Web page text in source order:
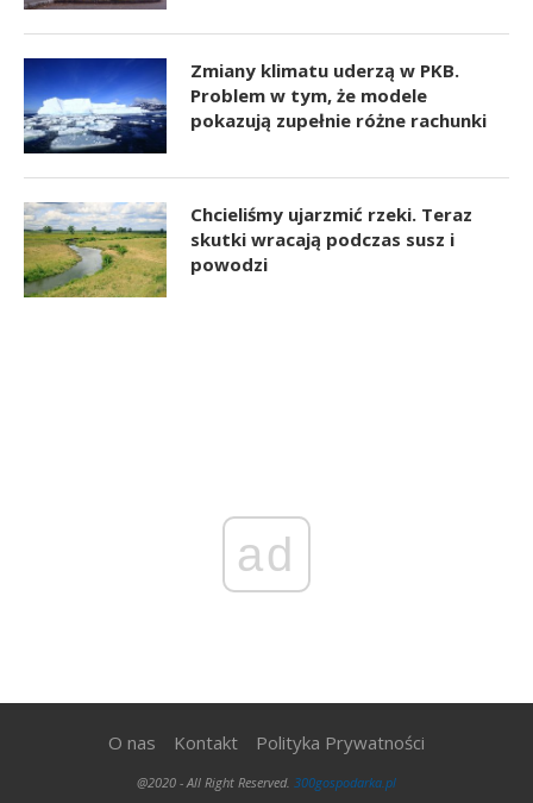
Zmiany klimatu uderzą w PKB.
Problem w tym, że modele
pokazują zupełnie różne rachunki
Chcieliśmy ujarzmić rzeki. Teraz
skutki wracają podczas susz i
powodzi
ad
O nas Kontakt Polityka Prywatności
@2020 - All Right Reserved. 300gospodarka.pl